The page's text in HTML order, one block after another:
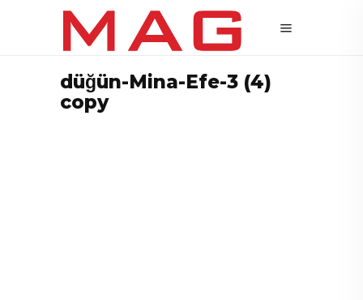
düğün-Mina-Efe-3 (4)
copy